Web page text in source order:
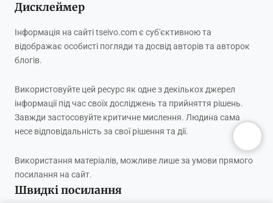
Дисклеймер
Інформація на сайті tseivo.com є суб'єктивною та
відображає особисті погляди та досвід авторів та авторок
блогів.
Використовуйте цей ресурс як одне з декількох джерел
інформації під час своїх досліджень та прийняття рішень.
Завжди застосовуйте критичне мислення. Людина сама
несе відповідальність за свої рішення та дії.
Використання матеріалів, можливе лише за умови прямого
посилання на сайт.
Швидкі посилання